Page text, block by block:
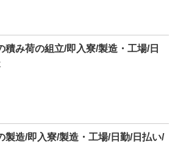
積み荷の組立/即入寮/製造・工場/日
製造/即入寮/製造・工場/日勤/日払い/